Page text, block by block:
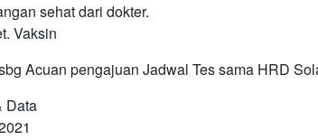
sehat dari dokter.
Vaksin
Acuan pengajuan Jadwal Tes sama HRD
Data